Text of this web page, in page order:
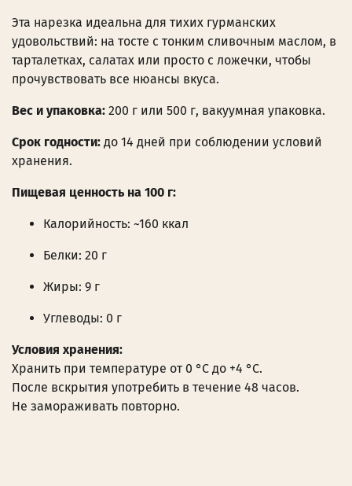
Эта нарезка идеальна для тихих гурманских
удовольствий: на тосте с тонким сливочным маслом, в
тарталетках, салатах или просто с ложечки, чтобы
прочувствовать все нюансы вкуса.
Вес и упаковка: 200 г или 500 г, вакуумная упаковка.
Срок годности: до 14 дней при соблюдении условий
хранения.
Пищевая ценность на 100 г:
Калорийность: ~160 ккал
Белки: 20 г
Жиры: 9 г
Углеводы: 0 г
Условия хранения:
Хранить при температуре от 0 °C до +4 °C.
После вскрытия употребить в течение 48 часов.
Не замораживать повторно.